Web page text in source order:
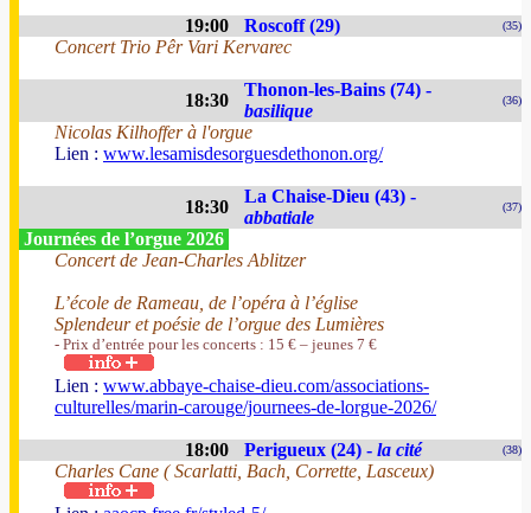
19:00 Roscoff (29) (35)
Concert Trio Pêr Vari Kervarec
18:30
Thonon-les-Bains (74) -
basilique
(36)
Nicolas Kilhoffer à l'orgue
Lien : www.lesamisdesorguesdethonon.org/
18:30
La Chaise-Dieu (43) -
abbatiale
(37)
Journées de l’orgue 2026
Concert de Jean-Charles Ablitzer
L’école de Rameau, de l’opéra à l’église
Splendeur et poésie de l’orgue des Lumières
- Prix d’entrée pour les concerts : 15 € – jeunes 7 €
Lien : www.abbaye-chaise-dieu.com/associations-
culturelles/marin-carouge/journees-de-lorgue-2026/
18:00 Perigueux (24) - la cité (38)
Charles Cane ( Scarlatti, Bach, Corrette, Lasceux)